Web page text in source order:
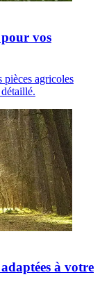
pour vos
pièces agricoles
à votre